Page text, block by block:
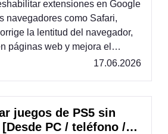
extensiones en Google
navegadores como Safari,
la lentitud del navegador,
páginas web y mejora el
17.06.2026
juegos de PS5 sin
PC / teléfono /